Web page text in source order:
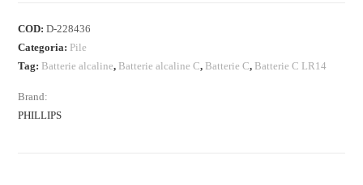
COD:D-228436
Categoria: Pile
Tag: Batterie alcaline, Batterie alcaline C, Batterie C, Batterie C LR14
Brand:
PHILLIPS